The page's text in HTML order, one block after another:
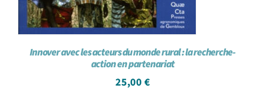
Innover avec les acteurs du monde rural : la recherche-
action en partenariat
25,00 €